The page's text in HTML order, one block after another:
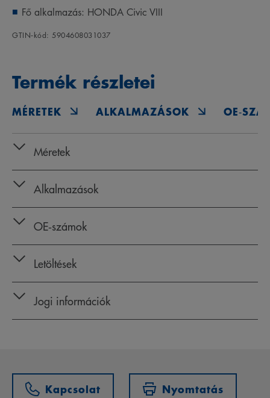
Fő alkalmazás: HONDA Civic VIII
GTIN‑kód: 5904608031037
Termék részletei
MÉRETEK ALKALMAZÁSOK
Méretek
Alkalmazások
OE‑számok
Letöltések
Jogi információk
Kapcsolat Nyomtatás